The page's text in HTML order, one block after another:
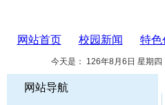
网站首页 校园新闻 特色
今天是： 126年8月6日 星期四
网站导航